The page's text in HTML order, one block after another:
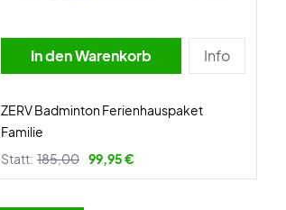
In den Warenkorb Info
ZERV Badminton Ferienhauspaket
Familie
Statt: 185,00 99,95 €